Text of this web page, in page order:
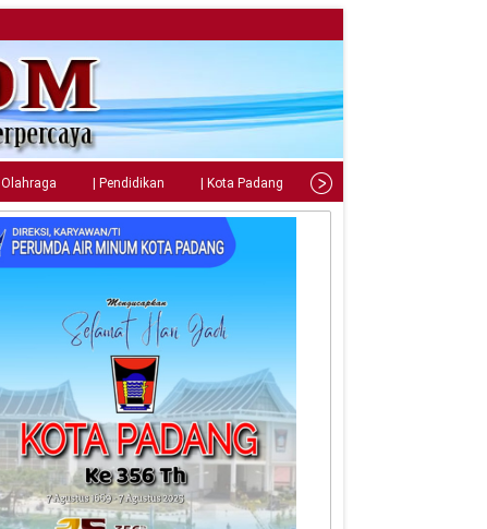
| Olahraga | Pendidikan | Kota Padang | Tips